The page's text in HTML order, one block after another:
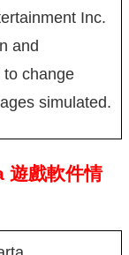
Inc.
and
change
simulated.
遊戲軟件情